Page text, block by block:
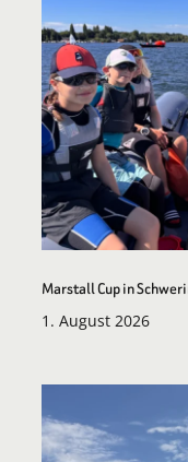
Marstall Cup in
1. August 2026